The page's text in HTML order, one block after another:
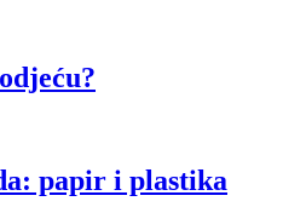
papir i plastika